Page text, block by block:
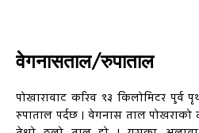
वेगनासताल/रुपाताल
पोखारावाट करिव १३ किलोमिटर पुर्व
रुपाताल पर्दछ । वेगनास ताल पोखराको